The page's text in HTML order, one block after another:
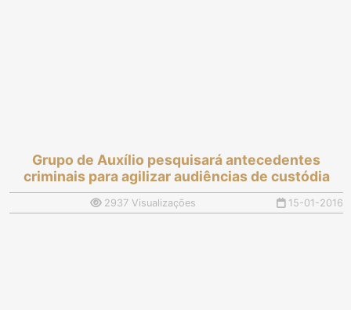
Grupo de Auxílio pesquisará antecedentes
criminais para agilizar audiências de custódia
2937 Visualizações 15-01-2016